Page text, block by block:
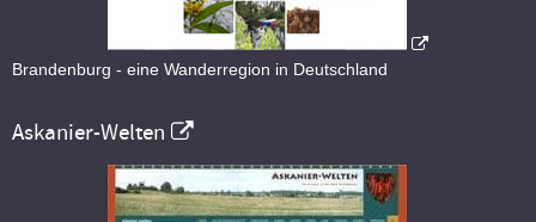
Brandenburg - eine Wanderregion in Deutschland
Askanier-Welten